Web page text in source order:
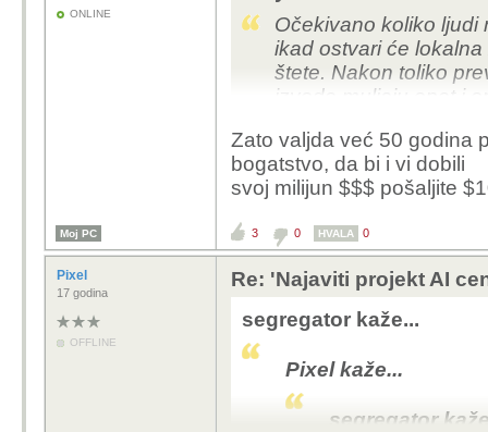
Eto najbolje da se
pojedinci smatraju da
ONLINE
Očekivano koliko ljudi
ikad ostvari će
štete. Nakon toliko
izvode muljaju opet i
tu promjene koliko
Zato valjda već 50 godina
bogatstvo, da bi i vi dobili
svoj milijun $$$ pošaljite
Moj PC 3 0 HVALA 0
Pixel
17 godina
OFFLINE
Re: 'Najaviti projekt AI
segregator kaže...
Pixel kaže...
segregator